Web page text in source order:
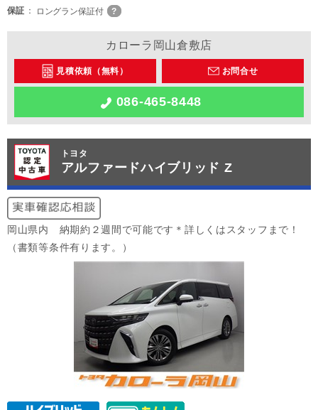
保証
ロングラン保証付
カローラ岡山倉敷店
見積依頼（無料） お問合せ
086-465-8448
トヨタ
アルファードハイブリッド Z
岡山県内 納期約２週間で可能です＊詳しくはスタッフまで！
（書類等条件有ります。）